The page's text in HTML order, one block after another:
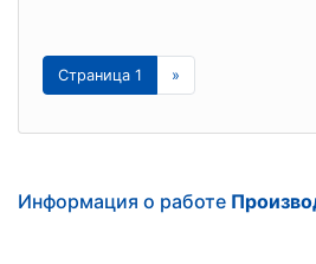
Страница 1 »
Информация о работе